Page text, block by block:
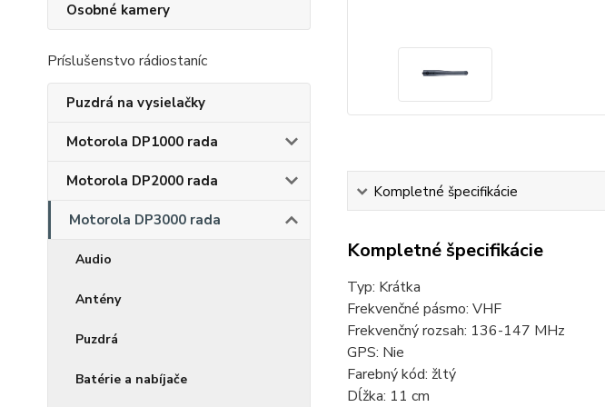
Osobné kamery
Príslušenstvo rádiostaníc
Puzdrá na vysielačky
Motorola DP1000 rada
Motorola DP2000 rada
Motorola DP3000 rada
Audio
Antény
Puzdrá
Batérie a nabíjače
Kompletné špecifikácie
Kompletné špecifikácie
Typ: Krátka
Frekvenčné pásmo: VHF
Frekvenčný rozsah: 136-147 MHz
GPS: Nie
Farebný kód: žltý
Dĺžka: 11 cm